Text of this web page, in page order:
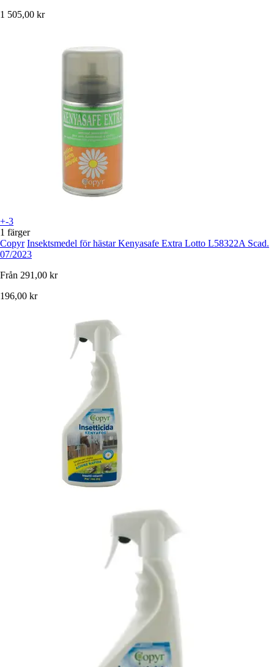
1 505,00 kr
+-3
1 färger
Copyr Insektsmedel för hästar Kenyasafe Extra Lotto L58322A Scad.
07/2023
Från 291,00 kr
196,00 kr